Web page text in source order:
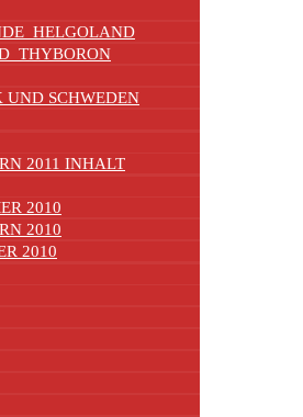
SCHWEDEN
2011 INHALT
2010
2010
2010